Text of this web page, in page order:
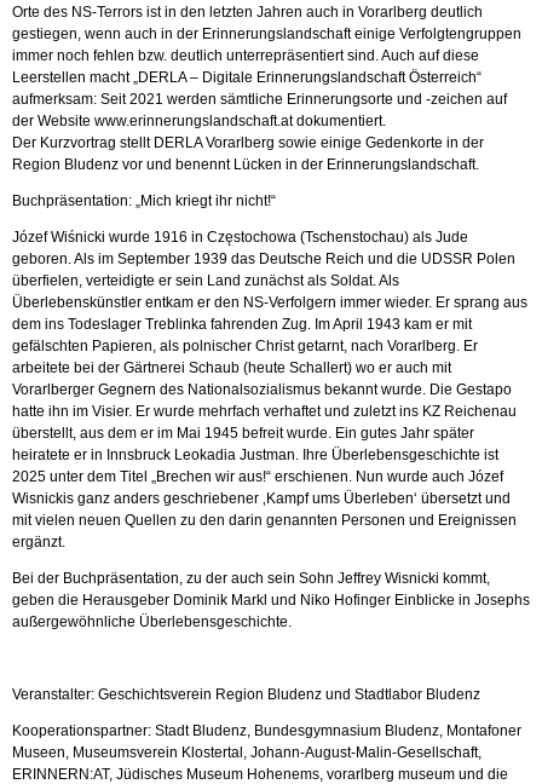
Orte des NS-Terrors ist in den letzten Jahren auch in Vorarlberg deutlich
gestiegen, wenn auch in der Erinnerungslandschaft einige Verfolgtengruppen
immer noch fehlen bzw. deutlich unterrepräsentiert sind. Auch auf diese
Leerstellen macht „DERLA – Digitale Erinnerungslandschaft Österreich“
aufmerksam: Seit 2021 werden sämtliche Erinnerungsorte und -zeichen auf
der Website www.erinnerungslandschaft.at dokumentiert.
Der Kurzvortrag stellt DERLA Vorarlberg sowie einige Gedenkorte in der
Region Bludenz vor und benennt Lücken in der Erinnerungslandschaft.
Buchpräsentation: „Mich kriegt ihr nicht!“
Józef Wiśnicki wurde 1916 in Częstochowa (Tschenstochau) als Jude
geboren. Als im September 1939 das Deutsche Reich und die UDSSR Polen
überfielen, verteidigte er sein Land zunächst als Soldat. Als
Überlebenskünstler entkam er den NS-Verfolgern immer wieder. Er sprang aus
dem ins Todeslager Treblinka fahrenden Zug. Im April 1943 kam er mit
gefälschten Papieren, als polnischer Christ getarnt, nach Vorarlberg. Er
arbeitete bei der Gärtnerei Schaub (heute Schallert) wo er auch mit
Vorarlberger Gegnern des Nationalsozialismus bekannt wurde. Die Gestapo
hatte ihn im Visier. Er wurde mehrfach verhaftet und zuletzt ins KZ Reichenau
überstellt, aus dem er im Mai 1945 befreit wurde. Ein gutes Jahr später
heiratete er in Innsbruck Leokadia Justman. Ihre Überlebensgeschichte ist
2025 unter dem Titel „Brechen wir aus!“ erschienen. Nun wurde auch Józef
Wisnickis ganz anders geschriebener ‚Kampf ums Überleben‘ übersetzt und
mit vielen neuen Quellen zu den darin genannten Personen und Ereignissen
ergänzt.
Bei der Buchpräsentation, zu der auch sein Sohn Jeffrey Wisnicki kommt,
geben die Herausgeber Dominik Markl und Niko Hofinger Einblicke in Josephs
außergewöhnliche Überlebensgeschichte.
Veranstalter: Geschichtsverein Region Bludenz und Stadtlabor Bludenz
Kooperationspartner: Stadt Bludenz, Bundesgymnasium Bludenz, Montafoner
Museen, Museumsverein Klostertal, Johann-August-Malin-Gesellschaft,
ERINNERN:AT, Jüdisches Museum Hohenems, vorarlberg museum und die